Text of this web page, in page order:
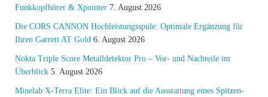
Funkkopfhörer & Xpointer 7. August 2026
Die CORS CANNON Hochleistungsspule: Optimale Ergänzung für
Ihren Garrett AT Gold 6. August 2026
Nokta Triple Score Metalldetektor Pro – Vor- und Nachteile im
Überblick 5. August 2026
Minelab X-Terra Elite: Ein Blick auf die Ausstattung eines Spitzen-